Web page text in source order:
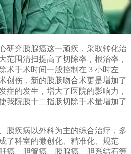
研究胰腺癌这一顽疾，采取转化治
范围清扫提高了切除率，根治率，
术手术时间一般控制在 3 小时左
创伤，新的胰肠吻合术更是增加了
症的发生，增大了医院的影响力，
我院胰十二指肠切除手术量增加了
胰疾病以外科为主的综合治疗，多
了科室的微创化、精准化、规范
癌、胆管癌、胰腺癌、胆系结石等